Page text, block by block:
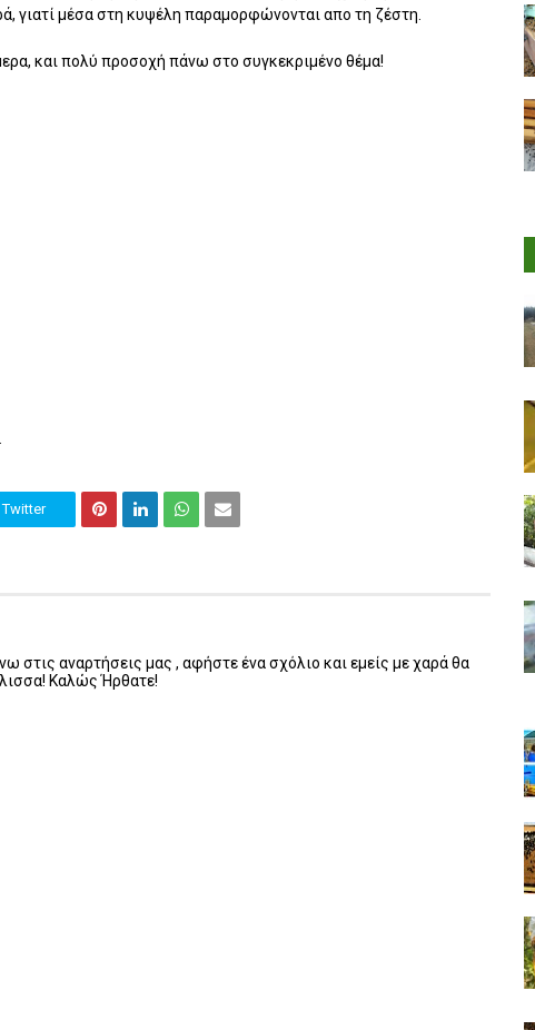
γιατί μέσα στη κυψέλη παραμορφώνονται απο τη ζέστη.
και πολύ προσοχή πάνω στο συγκεκριμένο θέμα!
Twitter
στις αναρτήσεις μας , αφήστε ένα σχόλιο και εμείς με χαρά θα
Καλώς Ήρθατε!